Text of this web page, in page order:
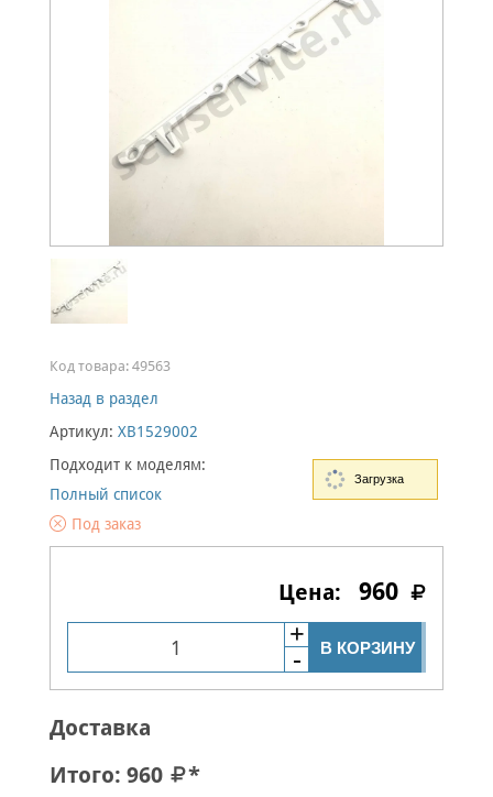
Код товара: 49563
Назад в раздел
Артикул: XB1529002
Подходит к моделям:
Полный список
Под заказ
960
В КОРЗИНУ
Доставка
Итого: 960 *
Загрузка